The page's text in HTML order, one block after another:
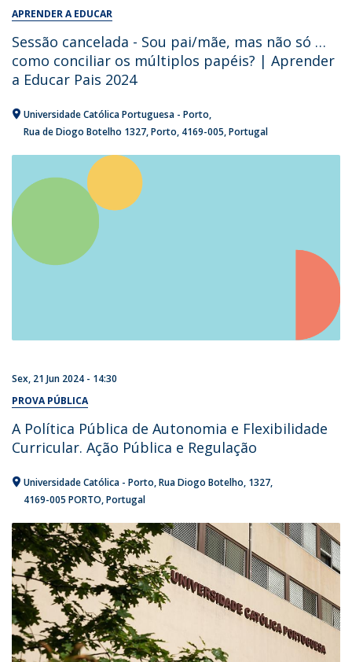
APRENDER A EDUCAR
Sessão cancelada - Sou pai/mãe, mas não só …
como conciliar os múltiplos papéis? | Aprender
a Educar Pais 2024
Universidade Católica Portuguesa - Porto
Rua de Diogo Botelho 1327 Porto 4169-005 Portugal
Sex, 21 Jun 2024 - 14:30
PROVA PÚBLICA
A Política Pública de Autonomia e Flexibilidade
Curricular. Ação Pública e Regulação
Universidade Católica - Porto Rua Diogo Botelho, 1327
4169-005 PORTO Portugal